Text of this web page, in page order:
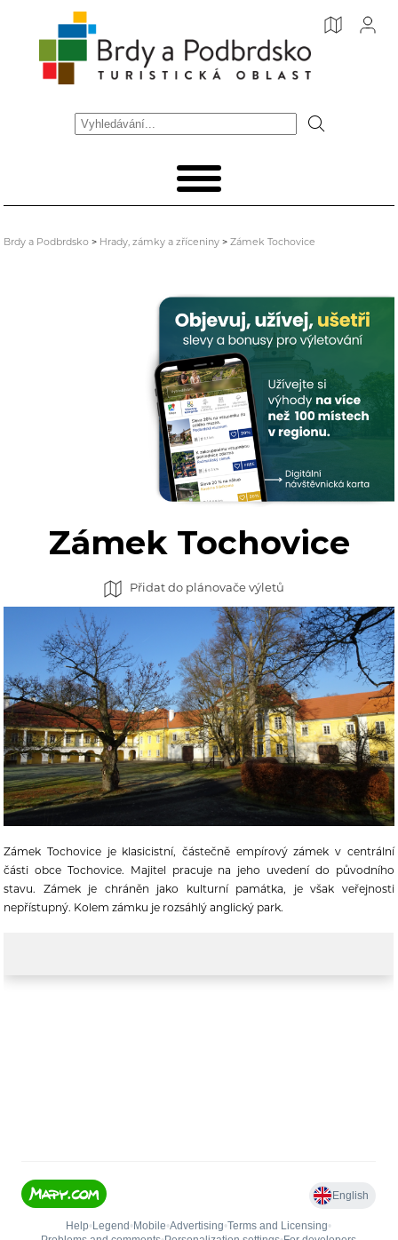
Brdy a Podbrdsko > Hrady, zámky a zříceniny >Zámek Tochovice
Zámek Tochovice
Přidat do plánovače výletů
Zámek Tochovice je klasicistní, částečně empírový zámek v centrální
části obce Tochovice. Majitel pracuje na jeho uvedení do původního
stavu. Zámek je chráněn jako kulturní památka, je však veřejnosti
nepřístupný. Kolem zámku je rozsáhlý anglický park.